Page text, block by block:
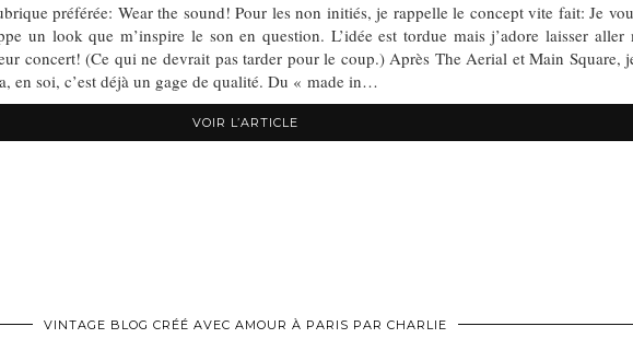
préférée: Wear the sound! Pour les non initiés, je rappelle le concept vite fait: Je
un look que m’inspire le son en question. L’idée est tordue mais j’adore laisser
concert! (Ce qui ne devrait pas tarder pour le coup.) Après The Aerial et Main Square,
en soi, c’est déjà un gage de qualité. Du « made in…
VOIR L’ARTICLE
VINTAGE BLOG CRÉÉ AVEC AMOUR À PARIS PAR CHARLIE